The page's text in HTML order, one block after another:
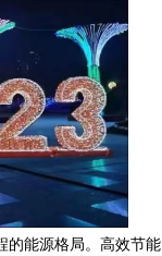
的能源格局。高效节能